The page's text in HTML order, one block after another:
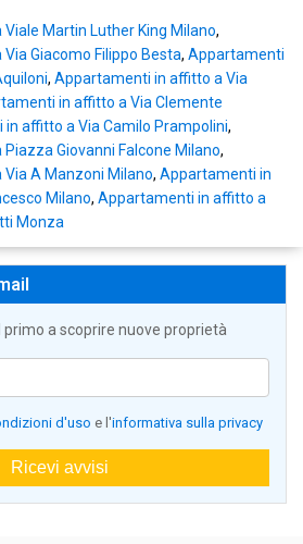
Martin Luther King Milano,
Giacomo Filippo Besta, Appartamenti
, Appartamenti in affitto a Via
in affitto a Via Clemente
affitto a Via Camilo Prampolini,
Giovanni Falcone Milano,
A Manzoni Milano, Appartamenti in
Milano, Appartamenti in affitto a
Monza
primo a scoprire nuove proprietà
d'uso e l'informativa sulla privacy
Ricevi avvisi